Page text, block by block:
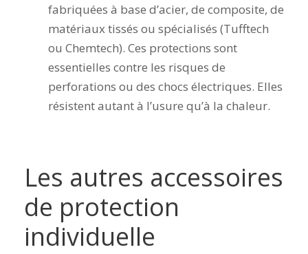
fabriquées à base d’acier, de composite, de
matériaux tissés ou spécialisés (Tufftech
ou Chemtech). Ces protections sont
essentielles contre les risques de
perforations ou des chocs électriques. Elles
résistent autant à l’usure qu’à la chaleur.
Les autres accessoires
de protection
individuelle